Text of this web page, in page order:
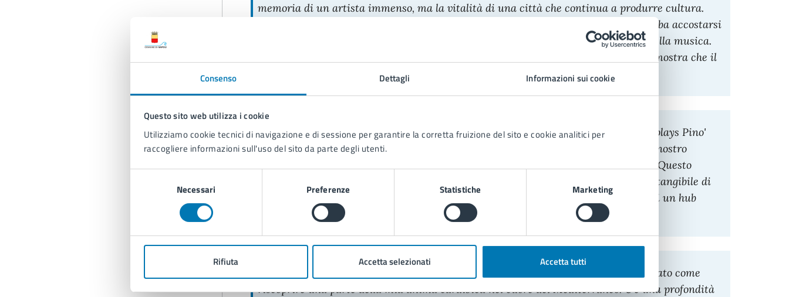
Consenso Dettagli Informazioni sui cookie
Questo sito web utilizza i cookie
Utilizziamo cookie tecnici di navigazione e di sessione per garantire la corretta fruizione del sito e cookie analitici per
raccogliere informazioni sull'uso del sito da parte degli utenti.
Necessari Preferenze Statistiche Marketing
Rifiuta Accetta selezionati Accetta tutti
memoria di un artista immenso, ma la vitalità di una città che continua a produrre cultura.
Pino Daniele è il nostro ambasciatore nel mondo e vedere un gigante come Rubalcaba accostarsi
al suo repertorio conferma che Napoli è, a tutti gli effetti, una capitale mondiale della musica.
Questo disco non è solo un omaggio, è un volano per il nostro turismo culturale: dimostra che il
nostro patrimonio sa dialogare con i linguaggi più moderni e cosmopoliti."
Ferdinando Tozzi, Delegato del Sindaco per l’industria musicale:"Con 'Gonzalo plays Pino'
mettiamo un altro tassello fondamentale nel progetto Napoli Città della Musica. Il nostro
obiettivo è creare ponti produttivi tra i talenti locali e le eccellenze internazionali. Questo
album, realizzato con un collettivo di straordinari jazzisti napoletani, è il risultato tangibile di
una visione che mette a sistema l'industria creativa del territorio, rendendo Napoli un hub
attrattivo per le produzioni di altissimo livello.
Avvicinarmi alla musica di Pino è stato come
riscoprire una parte della mia anima caraibica nel cuore del Mediterraneo. C'è una profondità